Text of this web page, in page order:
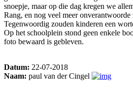
snoepje, maar op die dag kregen we
Rang, en nog veel meer onverantwoorde
Tegenwoordig zouden kinderen een
Op het schoolplein stond geen enkele
foto bewaard is gebleven.
Datum: 22-07-2018
Naam: paul van der Cingel